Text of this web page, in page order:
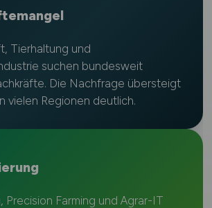
Tierhaltung und
suchen bundesweit
Die Nachfrage übersteigt
vielen Regionen deutlich.
Precision Farming und Agrar-IT